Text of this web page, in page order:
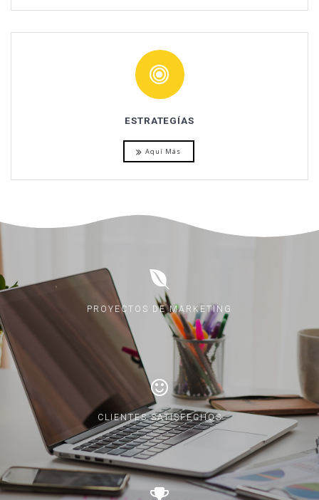
ESTRATEGÍAS
Aquí Más
PROYECTOS DE MARKETING
CLIENTES SATISFECHOS